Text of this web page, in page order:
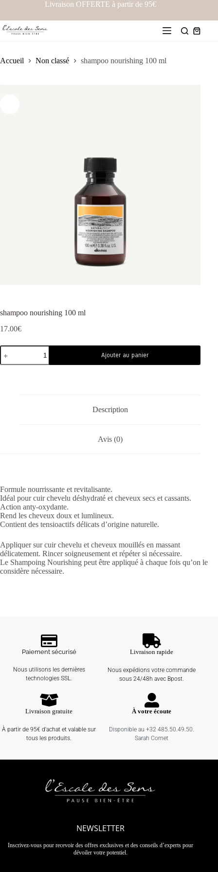
Livraison OFFERTE à partir de 95€
Accueil Non classé shampoo nourishing 100 ml
shampoo nourishing 100 ml
17.00€
Ajouter au panier
Description
Avis (0)
Formule nourrissante et revitalisante.
Idéal pour cuir chevelu déshydraté et cheveux secs et cassants.
Action anty-oxydante.
Rend les cheveux doux et lumlineux.
Contient des tensioactifs délicats d’origine naturelle.
Appliquer sur cuir chevelu et cheveux mouillés en massant
délicatement. Rincer soigneusement et répéter si nécessaire.
Le Shampoing Nourishing peut être appliqué à chaque fois qu’on le
considère nécessaire.
Paiement sécurisé
Nous utilisons les dernières
technologies SSL.
Livraison rapide
Nous expédions votre commande
sous 24/48h avec Bpost.
Livraison gratuite
À partir de 95€ d'achat et valable sur
tous les produits.
À votre écoute
Disponible au +32 485.50.49.50.
Sarah Cornet
NEWSLETTER
Inscrivez-vous pour recevoir des offres exclusives et des conseils d’experts pour
dévoiler votre potentiel.